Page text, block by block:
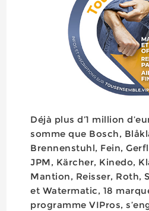
Déjà plus d’1 million
somme que Bosch,
Brennenstuhl, Fein,
JPM, Kärcher, Kinedo,
Mantion, Reisser, Roth,
et Watermatic, 18
programme VIPros,